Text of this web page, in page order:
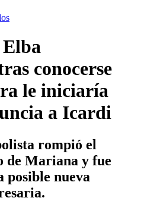
conocerse
le iniciaría
a Icardi
rompió el
de Mariana y fue
nueva